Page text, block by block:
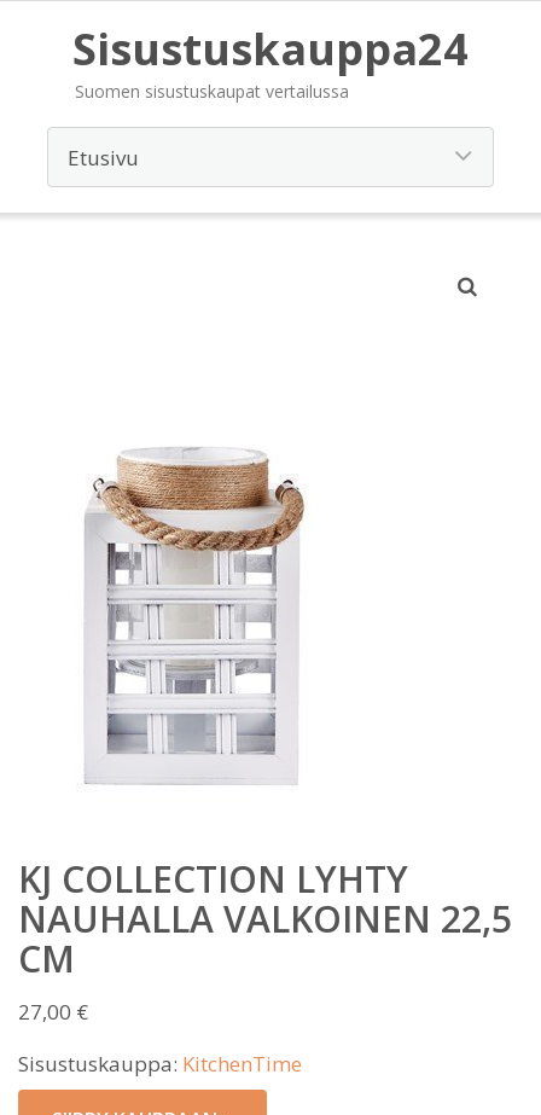
Sisustuskauppa24
Suomen sisustuskaupat vertailussa
KJ COLLECTION LYHTY
NAUHALLA VALKOINEN 22,5
CM
27,00 €
Sisustuskauppa: KitchenTime